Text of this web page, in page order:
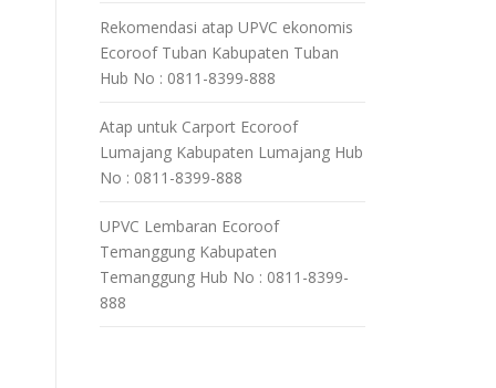
Rekomendasi atap UPVC ekonomis
Ecoroof Tuban Kabupaten Tuban
Hub No : 0811-8399-888
Atap untuk Carport Ecoroof
Lumajang Kabupaten Lumajang Hub
No : 0811-8399-888
UPVC Lembaran Ecoroof
Temanggung Kabupaten
Temanggung Hub No : 0811-8399-
888